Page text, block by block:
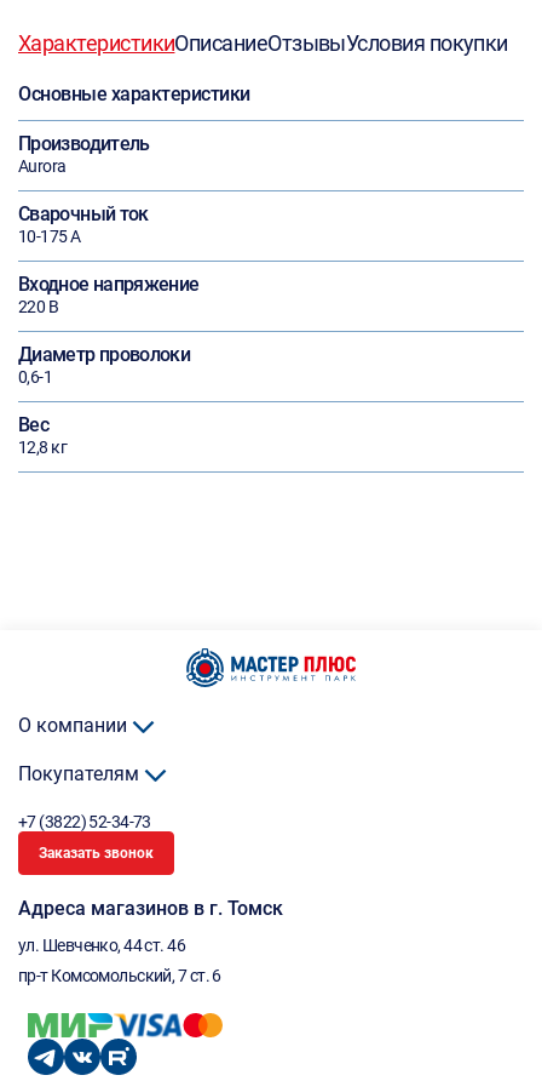
ХарактеристикиОписаниеОтзывыУсловия покупки
Основные характеристики
Производитель
Aurora
Сварочный ток
10-175 А
Входное напряжение
220 В
Диаметр проволоки
0,6-1
Вес
12,8 кг
О компании
Покупателям
+7 (3822) 52-34-73
Заказать звонок
Адреса магазинов в г. Томск
ул. Шевченко, 44 ст. 46
пр-т Комсомольский, 7 ст. 6